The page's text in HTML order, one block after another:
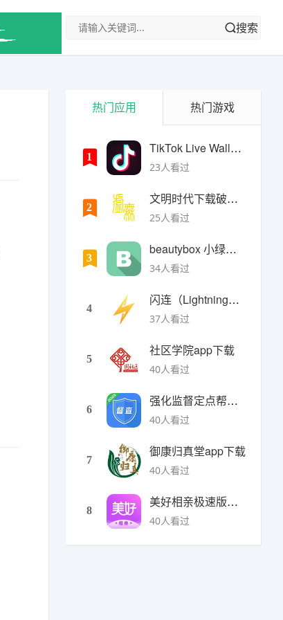
搜索
热门应用 热门游戏
1
TikTok Live Wallpaper
23人看过
2
文明时代下载破解版无限金币最新版
25人看过
3
beautybox 小绿盒正版最新免费下载
34人看过
4
闪连（LightningX）加速器app
37人看过
5
社区学院app下载
40人看过
6
强化监督定点帮扶下载
40人看过
7
御康归真堂app下载
40人看过
8
美好相亲极速版下载
40人看过